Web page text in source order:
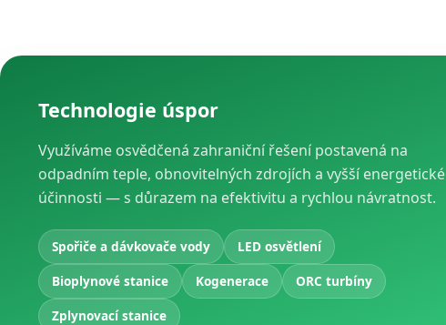
Technologie úspor
Využíváme osvědčená zahraniční řešení postavená na
odpadním teple, obnovitelných zdrojích a vyšší energetické
účinnosti — s důrazem na efektivitu a rychlou návratnost.
Spořiče a dávkovače vody
LED osvětlení
Bioplynové stanice
Kogenerace
ORC turbíny
Zplynovací stanice